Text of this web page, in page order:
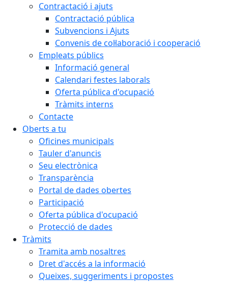
Contractació i ajuts
Contractació pública
Subvencions i Ajuts
Convenis de col·laboració i cooperació
Empleats públics
Informació general
Calendari festes laborals
Oferta pública d'ocupació
Tràmits interns
Contacte
Oberts a tu
Oficines municipals
Tauler d'anuncis
Seu electrònica
Transparència
Portal de dades obertes
Participació
Oferta pública d'ocupació
Protecció de dades
Tràmits
Tramita amb nosaltres
Dret d'accés a la informació
Queixes, suggeriments i propostes